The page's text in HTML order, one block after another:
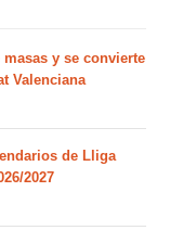
y se convierte
Valenciana
de Lliga
2027